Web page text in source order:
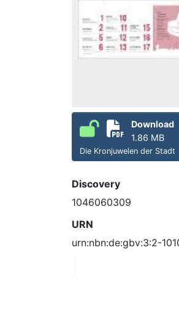
Download
1.86 MB
Die Kronjuwelen der Stadt
Discovery
1046060309
URN
urn:nbn:de:gbv:3:2-